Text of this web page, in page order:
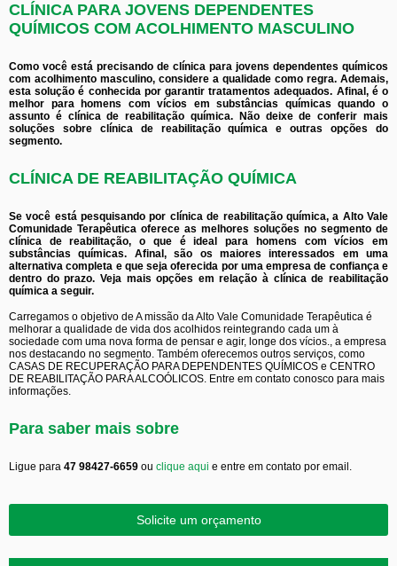
CLÍNICA PARA JOVENS DEPENDENTES
QUÍMICOS COM ACOLHIMENTO MASCULINO
Como você está precisando de clínica para jovens dependentes químicos
com acolhimento masculino, considere a qualidade como regra. Ademais,
esta solução é conhecida por garantir tratamentos adequados. Afinal, é o
melhor para homens com vícios em substâncias químicas quando o
assunto é clínica de reabilitação química. Não deixe de conferir mais
soluções sobre clínica de reabilitação química e outras opções do
segmento.
CLÍNICA DE REABILITAÇÃO QUÍMICA
Se você está pesquisando por clínica de reabilitação química, a Alto Vale
Comunidade Terapêutica oferece as melhores soluções no segmento de
clínica de reabilitação, o que é ideal para homens com vícios em
substâncias químicas. Afinal, são os maiores interessados em uma
alternativa completa e que seja oferecida por uma empresa de confiança e
dentro do prazo. Veja mais opções em relação à clínica de reabilitação
química a seguir.
Carregamos o objetivo de A missão da Alto Vale Comunidade Terapêutica é
melhorar a qualidade de vida dos acolhidos reintegrando cada um à
sociedade com uma nova forma de pensar e agir, longe dos vícios., a empresa
nos destacando no segmento. Também oferecemos outros serviços, como
CASAS DE RECUPERAÇÃO PARA DEPENDENTES QUÍMICOS e CENTRO
DE REABILITAÇÃO PARA ALCOÓLICOS. Entre em contato conosco para mais
informações.
Para saber mais sobre
Ligue para 47 98427-6659 ou clique aqui e entre em contato por email.
Solicite um orçamento